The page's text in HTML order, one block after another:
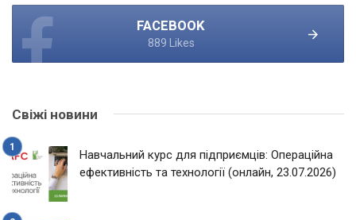
FACEBOOK
889 Likes
Свіжі новини
Навчальний курс для підприємців: Операційна
ефективність та технології (онлайн, 23.07.2026)